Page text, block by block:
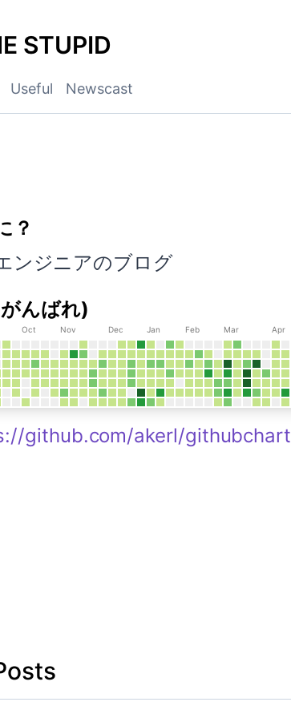
STUPID
Useful Newscast
STUPID
？
ンジニアのブログ
んばれ)
github.com/akerl/githubchart